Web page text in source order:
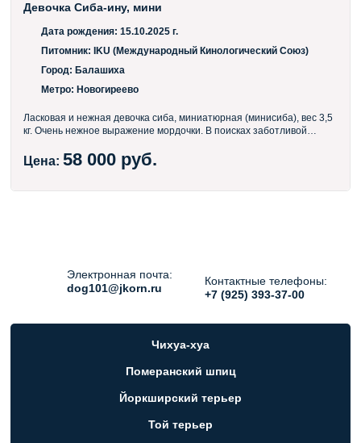
Девочка Сиба-ину, мини
Дата рождения: 15.10.2025 г.
Питомник:
IKU (Международный Кинологический Союз)
Город: Балашиха
Метро: Новогиреево
Ласковая и нежная девочка сиба, миниатюрная (минисиба), вес 3,5
кг. Очень нежное выражение мордочки. В поисках заботливой
Цена:58 000 руб.
Электронная почта:
dog101@jkorn.ru
Контактные телефоны:
+7 (925) 393-37-00
Чихуа-хуа
Померанский шпиц
Йоркширский терьер
Той терьер